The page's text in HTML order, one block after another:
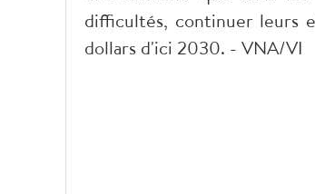
difficultés, continuer leurs
dollars d'ici 2030. - VNA/VI